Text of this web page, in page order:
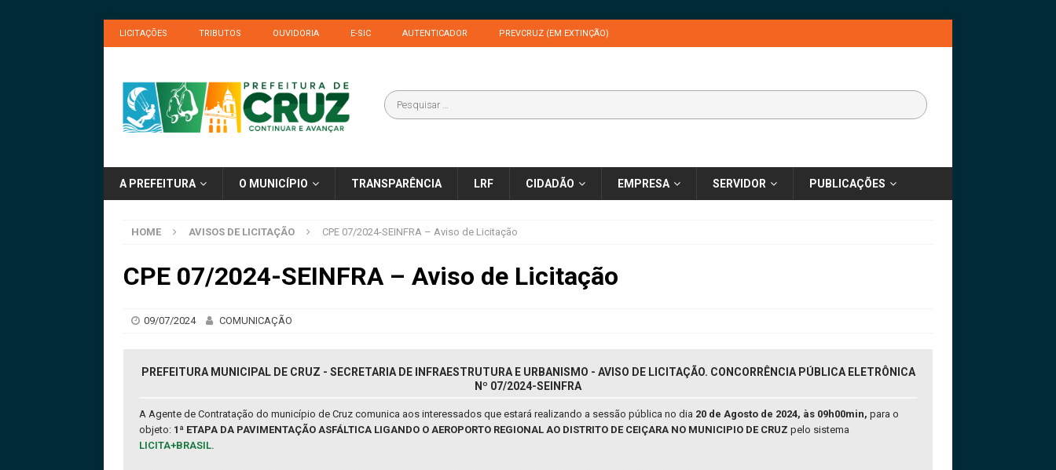
LICITAÇÕES TRIBUTOS OUVIDORIA E-SIC AUTENTICADOR PREVCRUZ (EM EXTINÇÃO)
A PREFEITURA O MUNICÍPIO TRANSPARÊNCIA LRF CIDADÃO EMPRESA SERVIDOR PUBLICAÇÕES
HOME AVISOS DE LICITAÇÃO CPE 07/2024-SEINFRA – Aviso de Licitação
CPE 07/2024-SEINFRA – Aviso de Licitação
09/07/2024 COMUNICAÇÃO
PREFEITURA MUNICIPAL DE CRUZ - SECRETARIA DE INFRAESTRUTURA E URBANISMO - AVISO DE LICITAÇÃO. CONCORRÊNCIA PÚBLICA ELETRÔNICA
Nº 07/2024-SEINFRA
A Agente de Contratação do município de Cruz comunica aos interessados que estará realizando a sessão pública no dia 20 de Agosto de 2024, às 09h00min, para o
objeto: 1ª ETAPA DA PAVIMENTAÇÃO ASFÁLTICA LIGANDO O AEROPORTO REGIONAL AO DISTRITO DE CEIÇARA NO MUNICIPIO DE CRUZ pelo sistema
LICITA+BRASIL.